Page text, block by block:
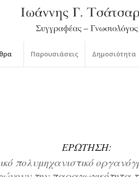
Παρουσιάσεις Δημοσιότητα
ΕΡΩΤΗΣΗ:
πολυμηχανιστικό